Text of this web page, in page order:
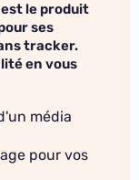
le produit
ses
tracker.
en vous
média
pour vos